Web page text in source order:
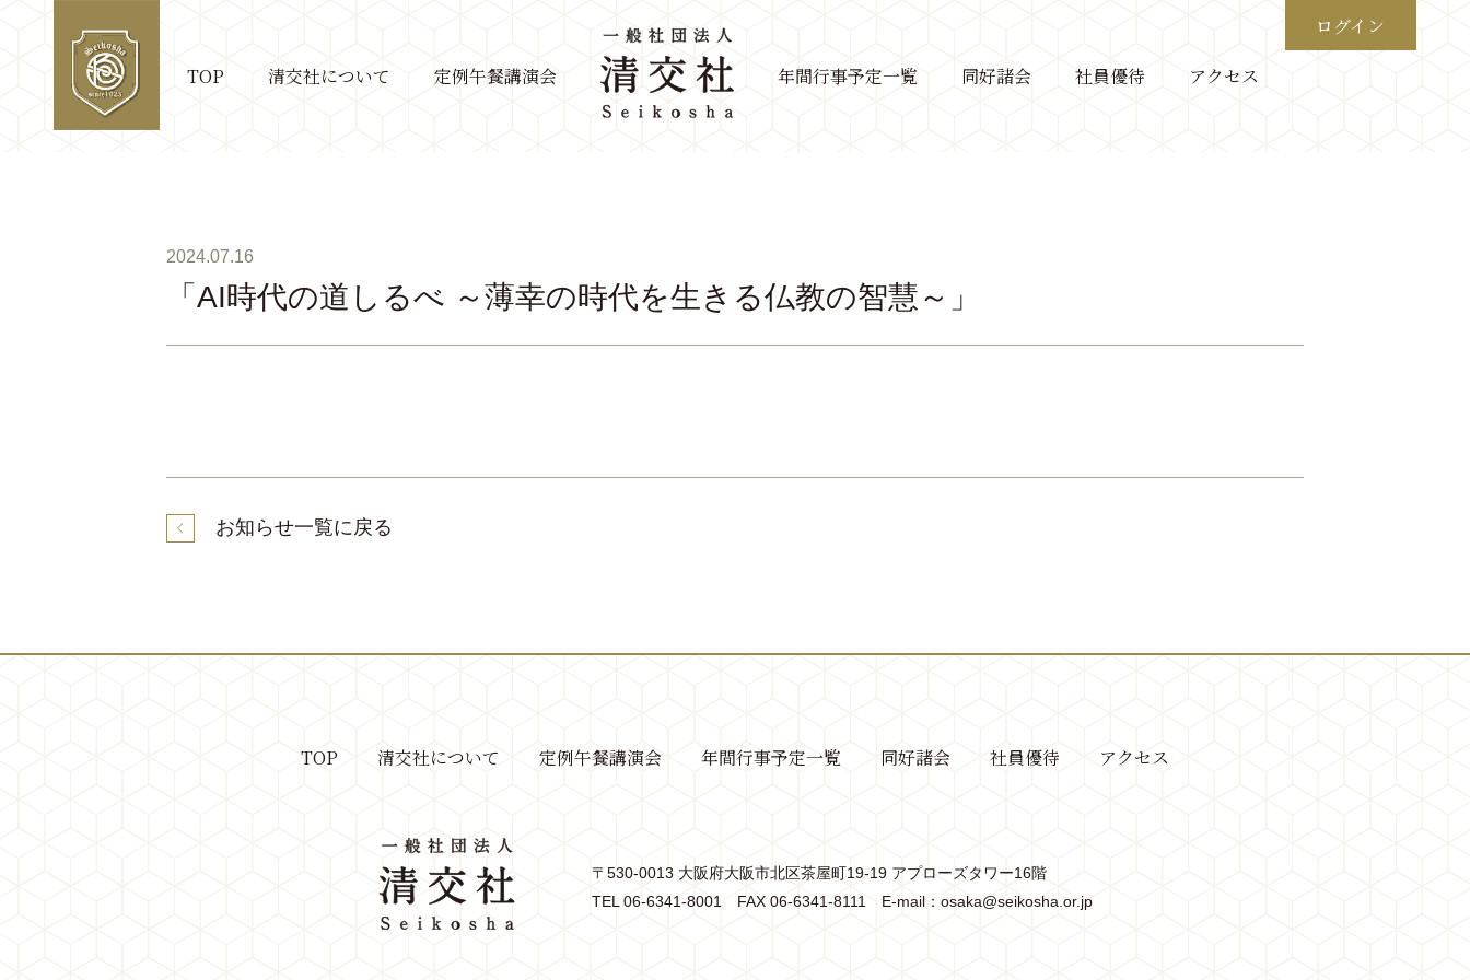
TOP 清交社について 定例午餐講演会 年間行事予定一覧 同好諸会 社員優待 アクセス
ログイン
2024.07.16
「AI時代の道しるべ ～薄幸の時代を生きる仏教の智慧～」
お知らせ一覧に戻る
TOP 清交社について 定例午餐講演会 年間行事予定一覧 同好諸会 社員優待 アクセス
〒530-0013 大阪府大阪市北区茶屋町19-19 アプローズタワー16階
TEL 06-6341-8001 FAX 06-6341-8111 E-mail： osaka@seikosha.or.jp